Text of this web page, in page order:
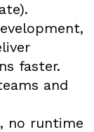
faster.
and
no runtime